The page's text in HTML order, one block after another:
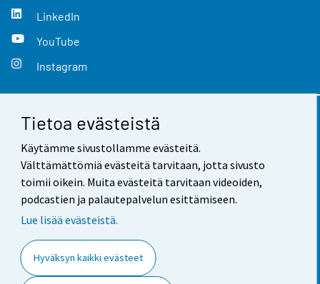
Tietoa evästeistä
Käytämme sivustollamme evästeitä.
Välttämättömiä evästeitä tarvitaan, jotta sivusto
toimii oikein. Muita evästeitä tarvitaan videoiden,
podcastien ja palautepalvelun esittämiseen.
Lue lisää evästeistä.
Hyväksyn kaikki evästeet
LinkedIn
YouTube
Instagram
Yhteystiedot
Palaute
Käyttöehdot
Saavutettavuus
Tietoa sivustosta